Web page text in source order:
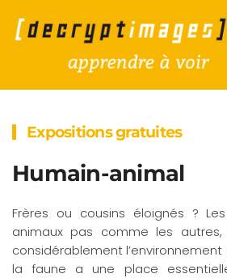
Accéder au contenu principal
Expositions gratuites
Humain-animal
Frères ou cousins éloignés ?
animaux pas comme les
considérablement
la faune a une place